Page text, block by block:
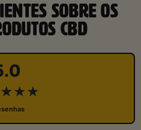
SOBRE OS
CBD